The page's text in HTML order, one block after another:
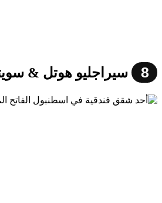
8 سيراجليو هوتل &